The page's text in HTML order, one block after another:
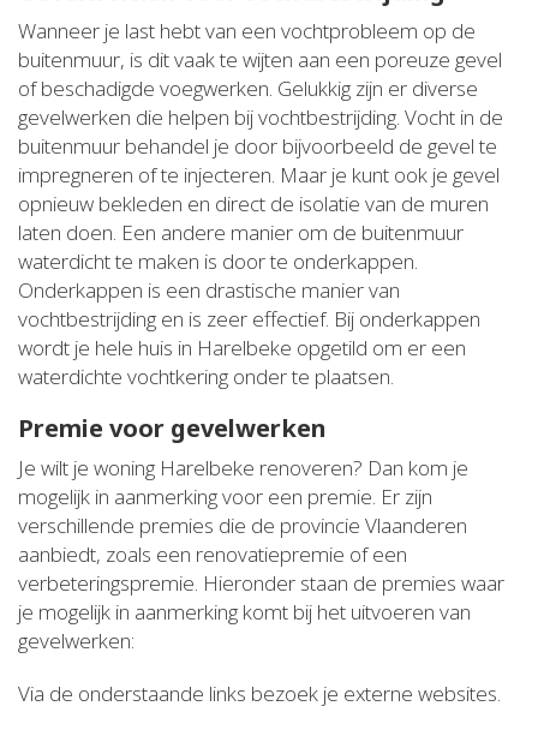
Wanneer je last hebt van een vochtprobleem op de
buitenmuur, is dit vaak te wijten aan een poreuze gevel
of beschadigde voegwerken. Gelukkig zijn er diverse
gevelwerken die helpen bij vochtbestrijding. Vocht in de
buitenmuur behandel je door bijvoorbeeld de gevel te
impregneren of te injecteren. Maar je kunt ook je gevel
opnieuw bekleden en direct de isolatie van de muren
laten doen. Een andere manier om de buitenmuur
waterdicht te maken is door te onderkappen.
Onderkappen is een drastische manier van
vochtbestrijding en is zeer effectief. Bij onderkappen
wordt je hele huis in Harelbeke opgetild om er een
waterdichte vochtkering onder te plaatsen.
Premie voor gevelwerken
Je wilt je woning Harelbeke renoveren? Dan kom je
mogelijk in aanmerking voor een premie. Er zijn
verschillende premies die de provincie Vlaanderen
aanbiedt, zoals een renovatiepremie of een
verbeteringspremie. Hieronder staan de premies waar
je mogelijk in aanmerking komt bij het uitvoeren van
gevelwerken:
Via de onderstaande links bezoek je externe websites.